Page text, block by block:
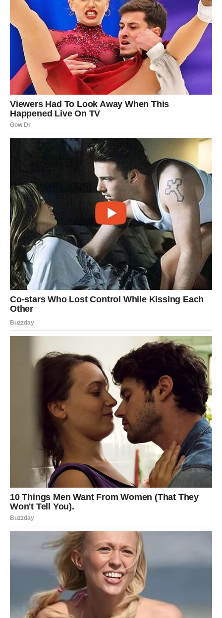
Kraj maja 2026. donosi mnogo više od običnog završetka
jednog mjeseca. Ovo je period tokom kojeg mnogi
znakovi mogu napraviti veliki korak naprijed, ostaviti iza
sebe stare brige i otvoriti vrata novim prilikama.
Najviše razloga za osmijeh imat ćeRakovi, Lavovi i
Škorpije, ali nijedan znak neće ostati bez prilike da
promijeni nešto nabolje. Zvijezde poručuju da je sada
pravo vrijeme da vjerujete sebi, jer sudbina priprema
iznenađenja koja bi mogla nadmašiti sva očekivanja.